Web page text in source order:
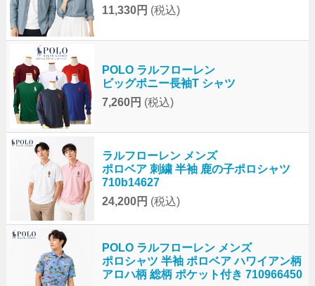
11,330円 (税込)
POLO ラルフローレン
ビッグポニー長袖T シャツ
7,260円 (税込)
ラルフローレン メンズ
ポロベア 刺繍 半袖 鹿の子ポロシャツ
710b14627
24,200円 (税込)
POLO ラルフローレン メンズ
ポロシャツ 半袖 ポロベア ハワイアン柄
アロハ柄 総柄 ポケット付き 710966450